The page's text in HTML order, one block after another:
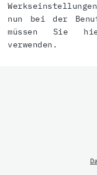
nun bei der
müssen Sie
verwenden.